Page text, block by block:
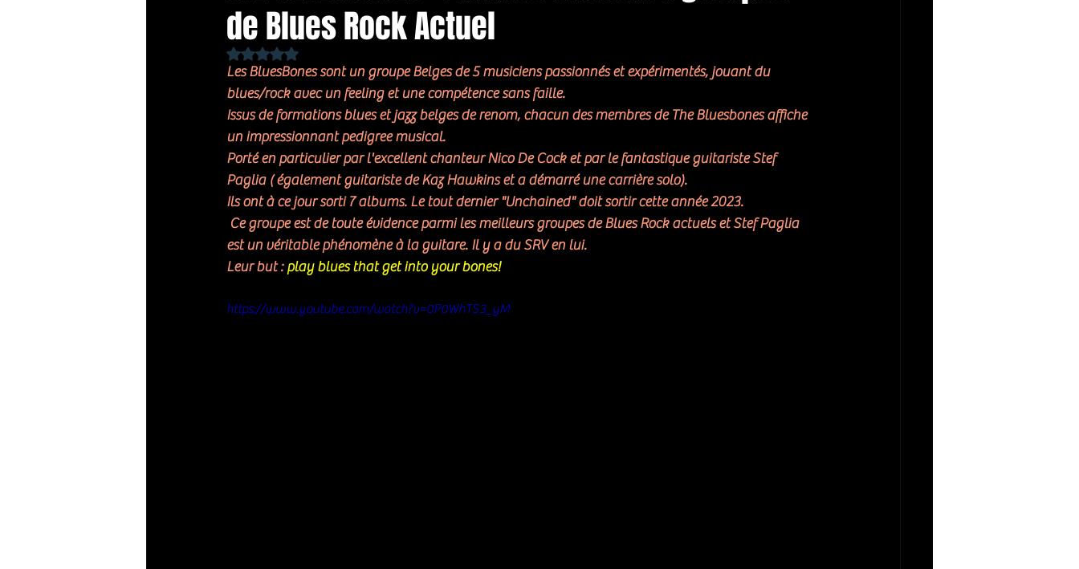
Country / Americana
de Blues Rock Actuel
Noté NaN étoiles sur 5.
Les BluesBones sont un groupe Belges de 5 musiciens passionnés et expérimentés, jouant du
blues/rock avec un feeling et une compétence sans faille.
Issus de formations blues et jazz belges de renom, chacun des membres de The Bluesbones affiche
un impressionnant pedigree musical.
Porté en particulier par l'excellent chanteur Nico De Cock et par le fantastique guitariste Stef
Paglia ( également guitariste de Kaz Hawkins et a démarré une carrière solo).
Ils ont à ce jour sorti 7 albums. Le tout dernier "Unchained" doit sortir cette année 2023.
est un véritable phénomène à la guitare. Il y a du SRV en lui.
Leur but : play blues that get into your bones!
https://www.youtube.com/watch?v=0P0WhTS3_yM